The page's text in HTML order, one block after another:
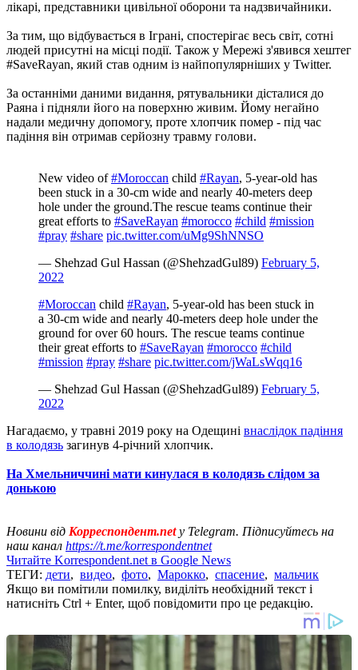
лікарі, представники цивільної оборони та надзвичайники.
За тим, що відбувається в Іграні, спостерігає весь світ, сотні
людей присутні на місці події. Також у Мережі з'явився хештег
#SaveRayan, який став одним із найпопулярніших у Twitter.
За останніми даними видання, рятувальники дісталися до
Раяна і підняли його на поверхню живим. Йому негайно
надали медичну допомогу, проте хлопчик помер - під час
падіння він отримав серйозну травму голови.
New video of#Moroccan child #Rayan, 5-year-old has
been stuck in a 30-cm wide and nearly 40-meters deep
hole under the ground.The rescue teams continue their
great efforts to #SaveRayan #morocco #child #mission
#pray #share pic.twitter.com/uMg9ShNNSO
— Shehzad Gul Hassan (@ShehzadGul89) February 5,
2022
#Moroccan child #Rayan, 5-year-old has been stuck in
a 30-cm wide and nearly 40-meters deep hole under the
ground for over 60 hours. The rescue teams continue
their great efforts to #SaveRayan #morocco #child
#mission #pray #share pic.twitter.com/jWaLsWqq16
— Shehzad Gul Hassan (@ShehzadGul89) February 5,
2022
Нагадаємо, у травні 2019 року на Одещині внаслідок падіння
в колодязь загинув 4-річний хлопчик.
На Хмельниччині мати кинулася в колодязь слідом за
донькою
Новини від Корреспондент.netу Telegram. Підписуйтесь на
наш канал https://t.me/korrespondentnet
Читайте Korrespondent.net в Google News
ТЕГИ: дети, видео, фото, Марокко, спасение, мальчик
Якщо ви помітили помилку, виділіть необхідний текст і
натисніть Ctrl + Enter, щоб повідомити про це редакцію.